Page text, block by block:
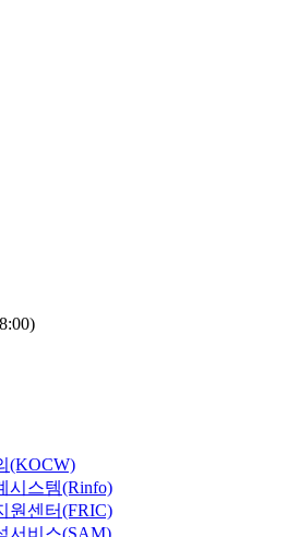
(KOCW)
시스템(Rinfo)
원센터(FRIC)